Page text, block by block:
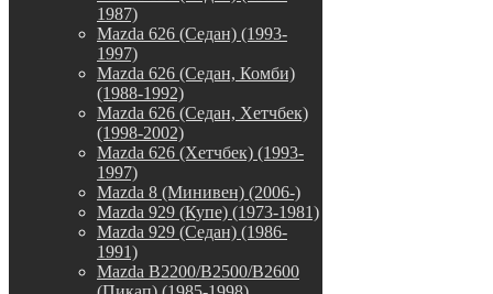
1987)
Mazda 626 (Седан) (1993-
1997)
Mazda 626 (Седан, Комби)
(1988-1992)
Mazda 626 (Седан, Хетчбек)
(1998-2002)
Mazda 626 (Хетчбек) (1993-
1997)
Mazda 8 (Минивен) (2006-)
Mazda 929 (Купе) (1973-1981)
Mazda 929 (Седан) (1986-
1991)
Mazda B2200/B2500/B2600